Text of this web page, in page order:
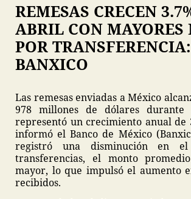
REMESAS CRECEN
ABRIL CON MAYORES
POR TRANSFERENCIA:
BANXICO
Las remesas enviadas a México
978 millones de dólares
representó un crecimiento anual de
informó el Banco de México
registró una disminución en
transferencias, el monto
mayor, lo que impulsó el aumento
recibidos.